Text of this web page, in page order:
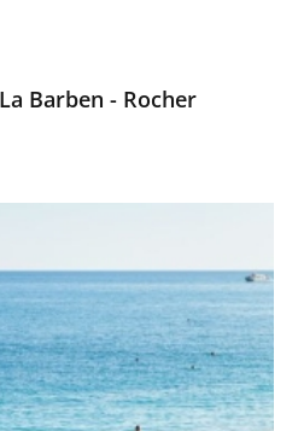
Barben - Rocher